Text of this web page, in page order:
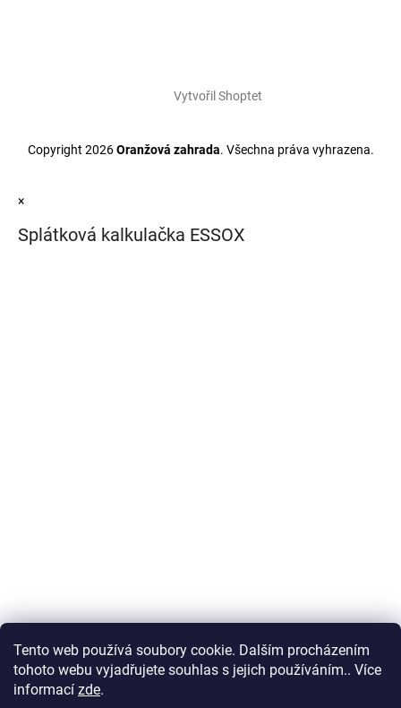
Tento web používá soubory cookie. Dalším procházením
tohoto webu vyjadřujete souhlas s jejich používáním.. Více
informací zde.
Vytvořil Shoptet
Copyright 2026Oranžová zahrada. Všechna práva vyhrazena.
×
Splátková kalkulačka ESSOX